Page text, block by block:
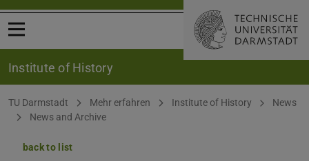
Open menu
Institute of History
You are here:
TU Darmstadt Mehr erfahren Institute of History
News
News and Archive
back to list